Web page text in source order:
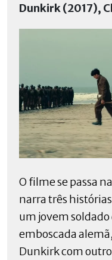
Dunkirk (2017),
O filme se passa
narra três
um jovem
emboscada
Dunkirk com